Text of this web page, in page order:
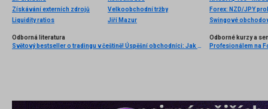
Získávání externích zdrojů
Liquidity ratios
Velkoobchodní tržby
Jiří Mazur
Forex: NZD/JPY
Swingové
Odborná literatura
Světový bestseller o tradingu v češtině! Úspěšní obchodníci: Jak běžní lidé porážejí Wall Street v jeho vlastní hře
Odborné kurzy a
Profesionálem na